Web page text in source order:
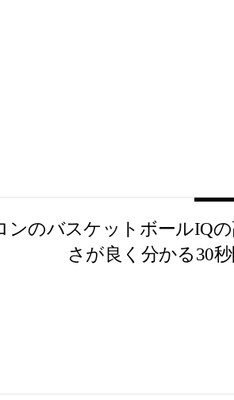
ンのバスケットボールIQ
さが良く分かる30秒